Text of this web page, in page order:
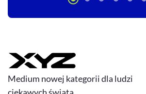
Medium nowej kategorii dla ludzi